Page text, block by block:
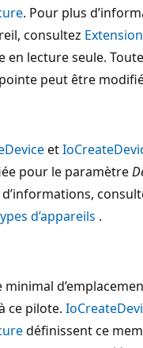
. Pour plus
consultez
en lecture seule.
peut être
et
pour le paramètre
d’appareils .
ce pilote.
définissent ce